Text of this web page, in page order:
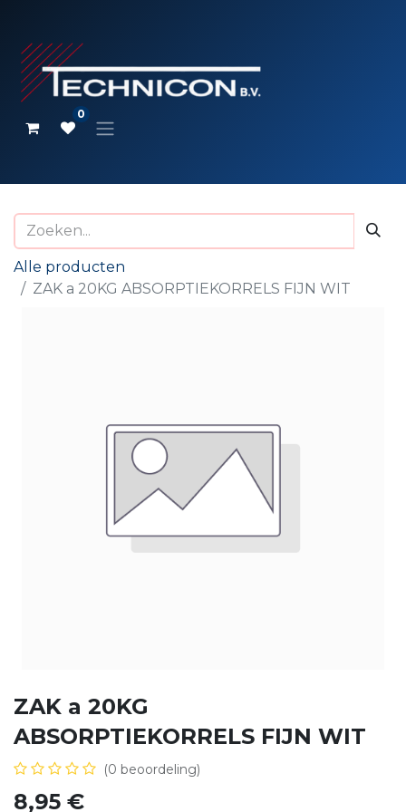
0
Alle producten
ZAK a 20KG ABSORPTIEKORRELS FIJN WIT
ZAK a 20KG
ABSORPTIEKORRELS FIJN WIT
(0 beoordeling)
8,95 €